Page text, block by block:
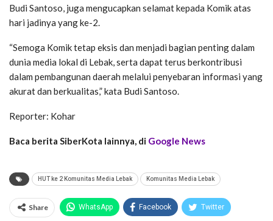
Budi Santoso, juga mengucapkan selamat kepada Komik atas
hari jadinya yang ke-2.
“Semoga Komik tetap eksis dan menjadi bagian penting dalam
dunia media lokal di Lebak, serta dapat terus berkontribusi
dalam pembangunan daerah melalui penyebaran informasi yang
akurat dan berkualitas,” kata Budi Santoso.
Reporter: Kohar
Baca berita SiberKota lainnya, di Google News
HUT ke 2 Komunitas Media Lebak Komunitas Media Lebak
Share WhatsApp Facebook Twitter